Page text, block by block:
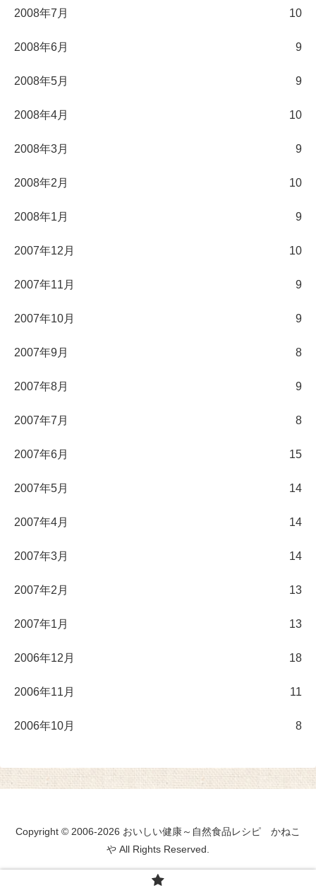
2008年7月 10
2008年6月 9
2008年5月 9
2008年4月 10
2008年3月 9
2008年2月 10
2008年1月 9
2007年12月 10
2007年11月 9
2007年10月 9
2007年9月 8
2007年8月 9
2007年7月 8
2007年6月 15
2007年5月 14
2007年4月 14
2007年3月 14
2007年2月 13
2007年1月 13
2006年12月 18
2006年11月 11
2006年10月 8
Copyright © 2006-2026 おいしい健康～自然食品レシピ かねこ
や All Rights Reserved.